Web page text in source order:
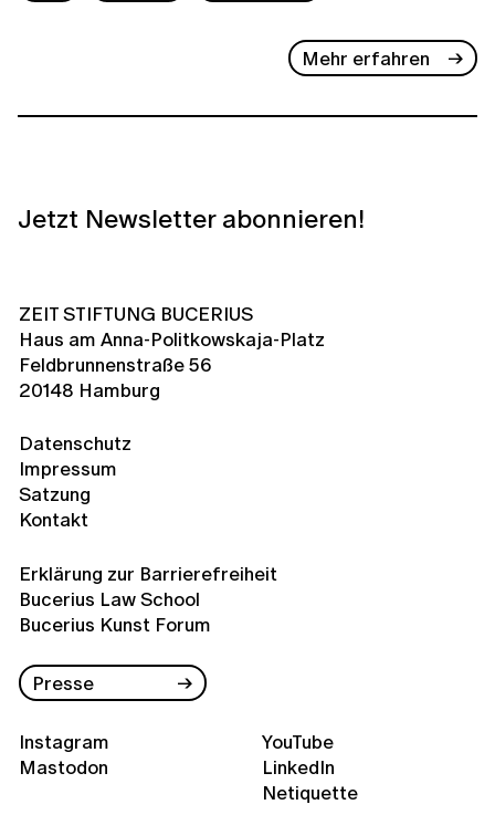
Mehr erfahren
Jetzt Newsletter abonnieren!
ZEIT STIFTUNG BUCERIUS
Haus am Anna-Politkowskaja-Platz
Feldbrunnenstraße 56
20148 Hamburg
Datenschutz
Impressum
Satzung
Kontakt
Erklärung zur Barrierefreiheit
Bucerius Law School
Bucerius Kunst Forum
Presse
Instagram
Mastodon
YouTube
LinkedIn
Netiquette